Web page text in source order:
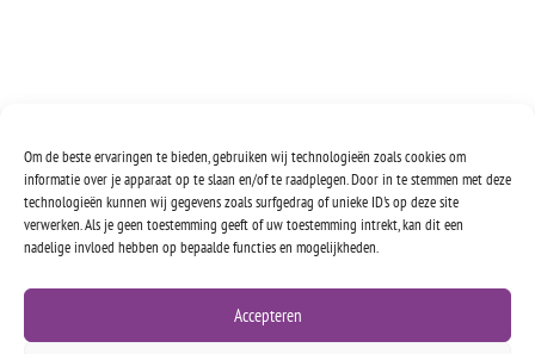
Om de beste ervaringen te bieden, gebruiken wij technologieën zoals cookies om
informatie over je apparaat op te slaan en/of te raadplegen. Door in te stemmen met deze
technologieën kunnen wij gegevens zoals surfgedrag of unieke ID's op deze site
verwerken. Als je geen toestemming geeft of uw toestemming intrekt, kan dit een
nadelige invloed hebben op bepaalde functies en mogelijkheden.
Accepteren